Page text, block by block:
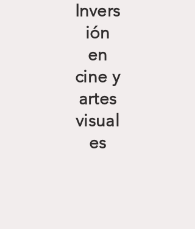
Invers
ión
en
cine y
artes
visual
es